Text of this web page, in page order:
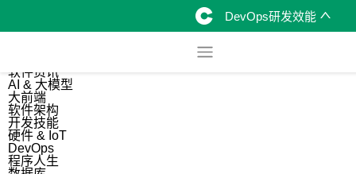
DevOps研发效能
软件资讯
AI & 大模型
大前端
软件架构
开发技能
硬件 & IoT
DevOps
程序人生